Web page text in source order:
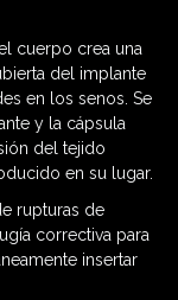
cuerpo crea una
del implante
en los senos. Se
y la cápsula
del tejido
en su lugar.
rupturas de
correctiva para
insertar